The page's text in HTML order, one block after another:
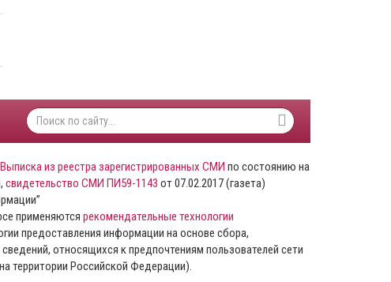
Выписка из реестра зарегистрированных СМИ по состоянию на
свидетельство СМИ ПИ59-1143 от 07.02.2017 (газета)
применяются рекомендательные технологии
предоставления информации на основе сбора,
относящихся к предпочтениям пользователей сети
территории Российской Федерации).